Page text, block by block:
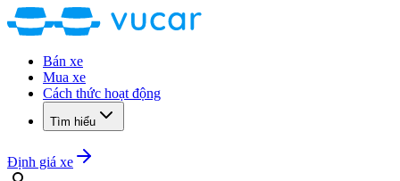
Bán xe
Mua xe
Cách thức hoạt động
Tìm hiểu
Định giá xe